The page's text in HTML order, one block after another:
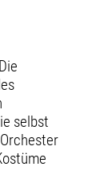
selbst